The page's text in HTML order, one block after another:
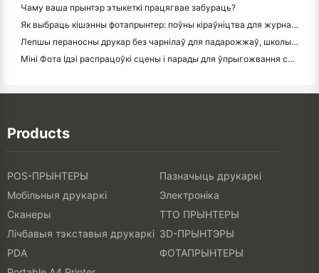
Чаму ваша прынтэр этыкеткі працягвае забураць?
Як выбраць кішэнны фотапрынтер: поўны кіраўніцтва для журналістаў, падарожжаў і карыстальнікаў iPhone
Лепшы пераносны друкар без чарнілаў для падарожжаў, школы і мабільнай працы: Hanin MT620 Pro Review
Міні Фота Ідэі распрацоўкі сцены і парады для ўпрыгожвання спальні і спальні
Products
POS-ПРЫНТЕРЫ
Пазначыць друкаркі
Мобільныя друкаркі
Электроніка
Сканеры
ТТО ПРЫНТЕРЫ
Лічбавыя тэкставыя друкаркі 3D-ПРЫНТЭРЫ
PDA
ФОТАПРЫНТЕРЫ